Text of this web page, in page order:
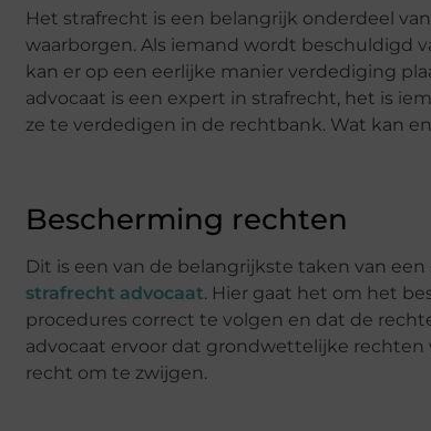
Het strafrecht is een belangrijk onderdeel
waarborgen. Als iemand wordt beschuldigd
kan er op een eerlijke manier verdediging
advocaat is een expert in strafrecht, het is
ze te verdedigen in de rechtbank. Wat kan
Bescherming rechten
Dit is een van de belangrijkste taken van
strafrecht advocaat. Hier gaat het om het
procedures correct te volgen en dat de
advocaat ervoor dat grondwettelijke
recht om te zwijgen.